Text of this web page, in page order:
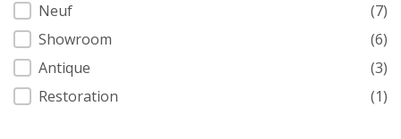
Neuf
(7)
Showroom
(6)
Antique
(3)
Restoration
(1)